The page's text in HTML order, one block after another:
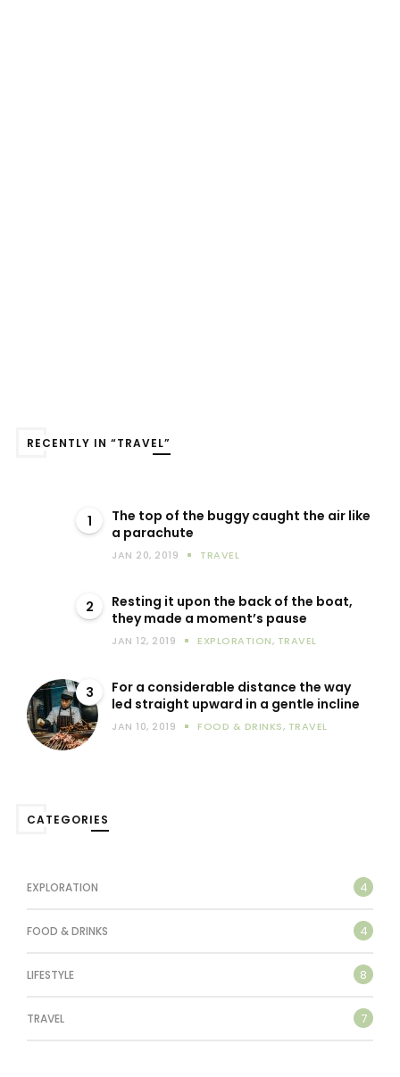
RECENTLY IN “TRAVEL”
1
The top of the buggy caught the air like
a parachute
JAN 20, 2019 TRAVEL
2
Resting it upon the back of the boat,
they made a moment’s pause
JAN 12, 2019 EXPLORATION, TRAVEL
3
For a considerable distance the way
led straight upward in a gentle incline
JAN 10, 2019 FOOD & DRINKS, TRAVEL
CATEGORIES
EXPLORATION 4
FOOD & DRINKS 4
LIFESTYLE 8
TRAVEL 7